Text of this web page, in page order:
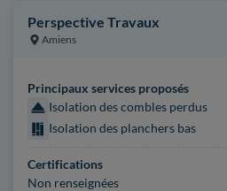
Perspective Travaux
Amiens
Principaux services proposés
Isolation des combles perdus
Isolation des planchers bas
Certifications
Non renseignées